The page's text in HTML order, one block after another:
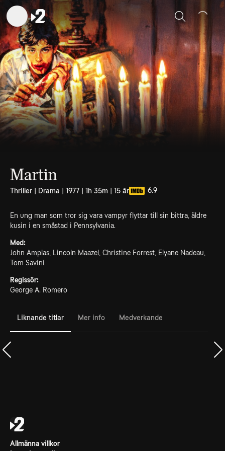
Sök
Martin
Thriller | Drama | 1977 | 1h 35m | 15 år 6.9
En ung man som tror sig vara vampyr flyttar till sin bittra, äldre
kusin i en småstad i Pennsylvania.
Med:
John Amplas, Lincoln Maazel, Christine Forrest, Elyane Nadeau,
Tom Savini
Regissör:
George A. Romero
Liknande titlar Mer info Medverkande
Allmänna villkor